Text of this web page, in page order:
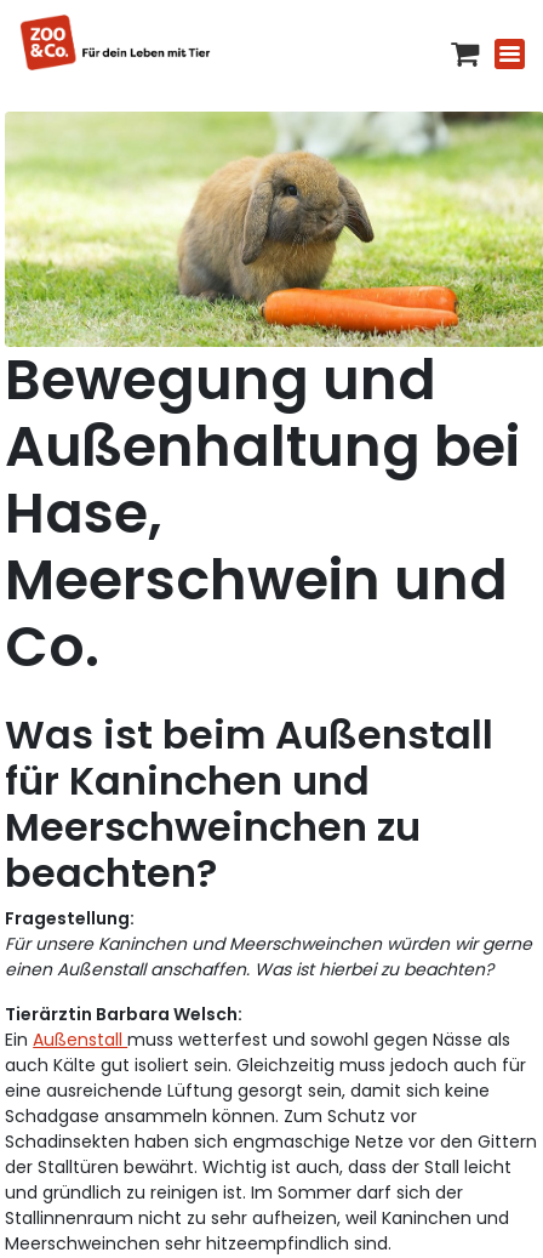
Bewegung und
Außenhaltung bei
Hase,
Meerschwein und
Co.
Was ist beim Außenstall
für Kaninchen und
Meerschweinchen zu
beachten?
Fragestellung:
Für unsere Kaninchen und Meerschweinchen würden wir gerne
einen Außenstall anschaffen. Was ist hierbei zu beachten?
Tierärztin Barbara Welsch:
EinAußenstallmuss wetterfest und sowohl gegen Nässe als
auch Kälte gut isoliert sein. Gleichzeitig muss jedoch auch für
eine ausreichende Lüftung gesorgt sein, damit sich keine
Schadgase ansammeln können. Zum Schutz vor
Schadinsekten haben sich engmaschige Netze vor den Gittern
der Stalltüren bewährt. Wichtig ist auch, dass der Stall leicht
und gründlich zu reinigen ist. Im Sommer darf sich der
Stallinnenraum nicht zu sehr aufheizen, weil Kaninchen und
Meerschweinchen sehr hitzeempfindlich sind.